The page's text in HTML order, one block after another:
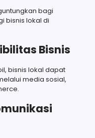
bagi
bisnis lokal di
Bisnis
bisnis lokal dapat
media sosial,